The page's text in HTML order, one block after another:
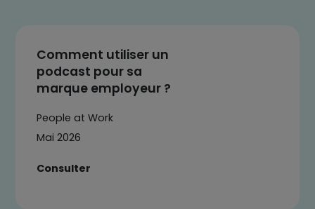
Comment utiliser un
podcast pour sa
marque employeur ?
People at Work
Mai 2026
Consulter